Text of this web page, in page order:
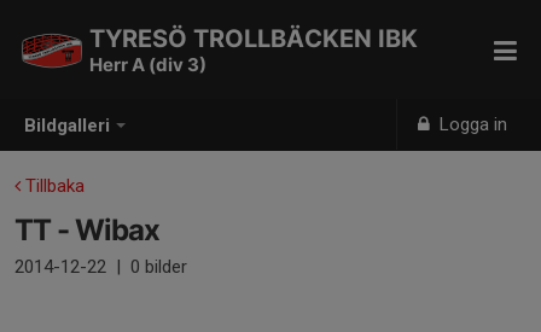
Bildgalleri Logga in
TYRESÖ TROLLBÄCKEN IBK
Herr A (div 3)
Tillbaka
TT - Wibax
2014-12-22 | 0 bilder